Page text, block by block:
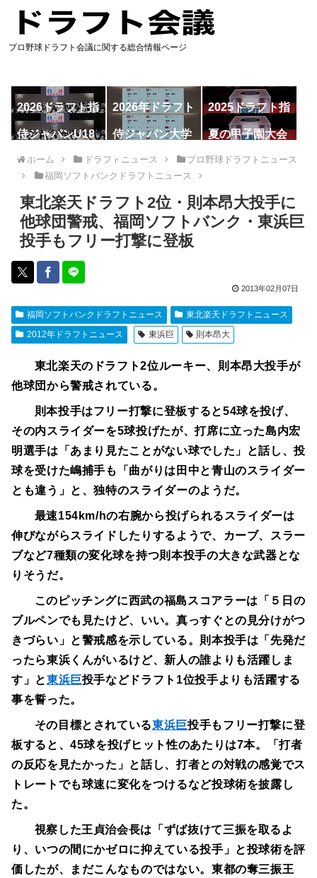
プロ野球ドラフト会議に関する総合情報ページ
2026ドラフト指
名予想
2026年ドラフト
候補
2025ドラフト指
名一覧
侍ジャパンU18
代表
侍ジャパン大学
夏の甲子園大会
ホーム ドラフトニュース
プロ野球ドラフトニュース
福岡ソフトバンクドラフトニュース
東北楽天ドラフト2位・則本昂大投手に
他球団警戒、福岡ソフトバンク・東浜巨
投手もフリー打撃に登板
2013年02月07日
福岡ソフトバンクドラフトニュース
東北楽天ドラフトニュース
2012年ドラフトニュース
東浜巨 則本昂大
東北楽天のドラフト2位ルーキー、則本昂大投手が
他球団から警戒されている。
則本投手はフリー打撃に登板すると54球を投げ、
その内スライダーを5球投げたが、打席に立った島内宏
明選手は「あまり見たことがない球でした」と話し、投
球を受けた嶋捕手も「曲がりは田中と青山のスライダー
とも違う」と、独特のスライダーのようだ。
最速154km/hの右腕から投げられるスライダーは
伸びながらスライドしたりするようで、カーブ、スラー
ブなど7種類の変化球を持つ則本投手の大きな武器とな
りそうだ。
このピッチングに西武の福島スコアラーは「５日の
ブルペンでも見たけど、いい。真っすぐとの見分けがつ
きづらい」と警戒感を示している。則本投手は「先発だ
ったら東浜くんがいるけど、新人の誰よりも活躍しま
す」と東浜巨投手などドラフト1位投手よりも活躍する
事を誓った。
その目標とされている東浜巨投手もフリー打撃に登
板すると、45球を投げヒット性のあたりは7本。「打者
の反応を見たかった」と話し、打者との対戦の感覚でス
トレートでも球速に変化をつけるなど投球術を披露し
た。
視察した王貞治会長は「ずば抜けて三振を取るよ
り、いつの間にかゼロに抑えている投手」と投球術を評
価したが、まだこんなものではない。東都の奪三振王